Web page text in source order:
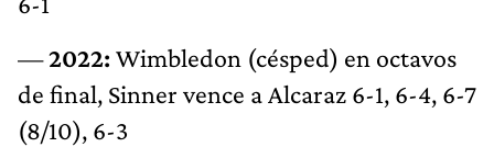
—2022: Wimbledon (césped) en octavos
de final, Sinner vence a Alcaraz 6-1, 6-4, 6-7
(8/10), 6-3